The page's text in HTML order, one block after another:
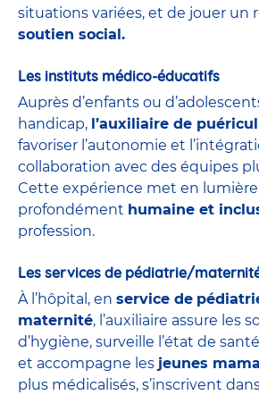
situations variées, et de jouer un
soutien social.
Les instituts médico-éducatifs
Auprès d’enfants ou
handicap, l’auxiliaire de
favoriser l’autonomie et
collaboration avec des équipes
Cette expérience met en
profondément humaine et
profession.
Les services de pédiatrie/
À l’hôpital, en service de
maternité, l’auxiliaire assure les
d’hygiène, surveille l’état de
et accompagne les jeunes
plus médicalisés, s’inscrivent